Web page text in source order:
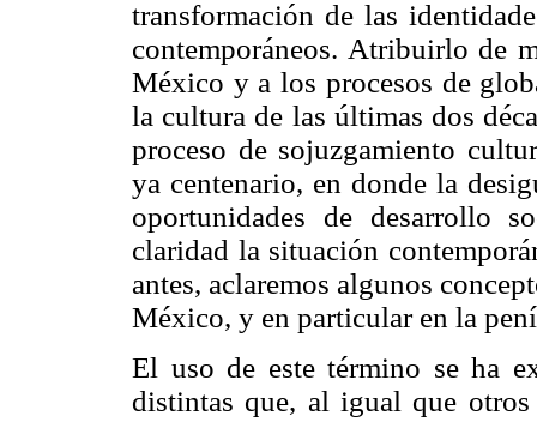
transformación de las
contemporáneos. Atribuirlo de
México y a los procesos de
la cultura de las últimas dos
proceso de sojuzgamiento
ya centenario, en donde la
oportunidades de desarrollo
claridad la situación
antes, aclaremos algunos
México, y en particular en la
El uso de este término se ha
distintas que, al igual que